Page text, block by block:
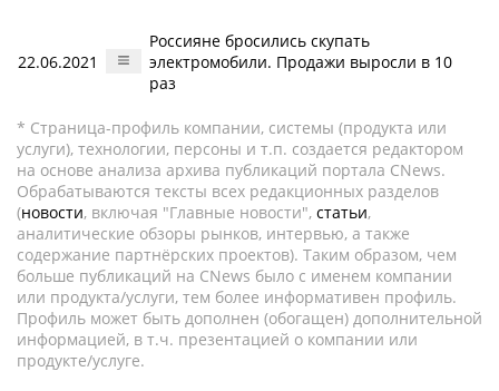
22.06.2021
Россияне бросились скупать
электромобили. Продажи выросли в 10
раз
* Страница-профиль компании, системы (продукта или
услуги), технологии, персоны и т.п. создается редактором
на основе анализа архива публикаций портала CNews.
Обрабатываются тексты всех редакционных разделов
(новости, включая "Главные новости", статьи,
аналитические обзоры рынков, интервью, а также
содержание партнёрских проектов). Таким образом, чем
больше публикаций на CNews было с именем компании
или продукта/услуги, тем более информативен профиль.
Профиль может быть дополнен (обогащен) дополнительной
информацией, в т.ч. презентацией о компании или
продукте/услуге.